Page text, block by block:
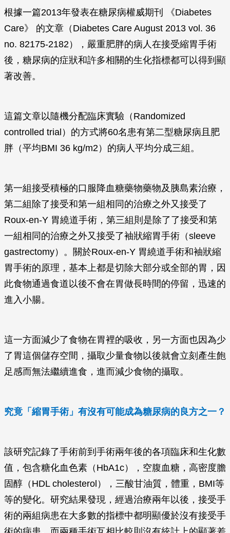
根據一篇2013年發表在糖尿病權威期刊 《Diabetes
Care》 的文章（Diabetes Care August 2013 vol. 36
no. 82175-2182），嚴重肥胖的病人在接受縮胃手術
後，糖尿病的症狀和許多相關的生化指標都可以得到顯
著改善。
這篇文章以隨機分配臨床實驗（Randomized
controlled trial）的方式將60名患有第二型糖尿病且肥
胖（平均BMI 36 kg/m2）的病人平均分成三組。
第一組接受積極的口服降血糖藥物藥物及胰島素治療，
第二組除了接受和第一組相同的治療之外又接受了
Roux-en-Y 胃繞道手術，第三組則是除了了接受和第
一組相同的治療之外又接受了袖狀縮胃手術（sleeve
gastrectomy）。關於Roux-en-Y 胃繞道手術和袖狀縮
胃手術的原理，基本上都是切除大部分或全部的胃，因
此食物通過食道以後不會在胃做長時間的停留，迅速的
進入小腸。
這一方面減少了食物在胃裡的吸收，另一方面也因為少
了胃這個儲存空間，攝取少量食物以後就會立刻產生飽
足感而無法繼續進食，進而減少食物的攝取。
究竟「縮胃手術」有沒有可能成為糖尿病的良方之一？
該研究記錄了手術前到手術兩年後的各項臨床和生化數
值，包含糖化血色素（HbA1c），空腹血糖，高密度膽
固醇（HDL cholesterol），三酸甘油質，體重，BMI等
等的變化。研究結果發現，經過治療兩年以後，接受手
術的兩組病患在大多數的指標中都明顯優於沒有接受手